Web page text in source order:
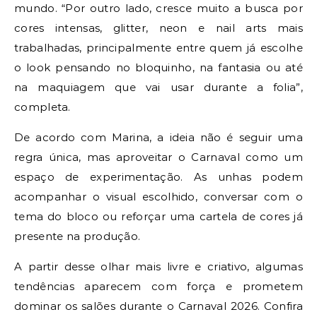
mundo. “Por outro lado, cresce muito a busca por
cores intensas, glitter, neon e nail arts mais
trabalhadas, principalmente entre quem já escolhe
o look pensando no bloquinho, na fantasia ou até
na maquiagem que vai usar durante a folia”,
completa.
De acordo com Marina, a ideia não é seguir uma
regra única, mas aproveitar o Carnaval como um
espaço de experimentação. As unhas podem
acompanhar o visual escolhido, conversar com o
tema do bloco ou reforçar uma cartela de cores já
presente na produção.
A partir desse olhar mais livre e criativo, algumas
tendências aparecem com força e prometem
dominar os salões durante o Carnaval 2026. Confira